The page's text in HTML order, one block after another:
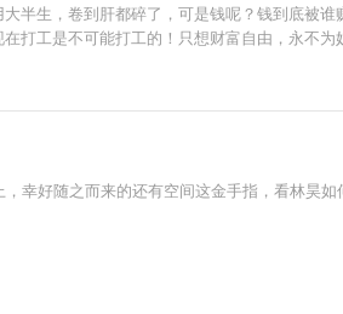
半生，卷到肝都碎了，可是钱呢？钱到底被
打工是不可能打工的！只想财富自由，永不为
幸好随之而来的还有空间这金手指，看林昊